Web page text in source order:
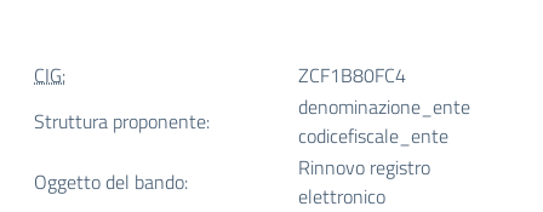
CIG:
ZCF1B80FC4
Struttura proponente:
denominazione_ente
codicefiscale_ente
Oggetto del bando:
Rinnovo registro
elettronico